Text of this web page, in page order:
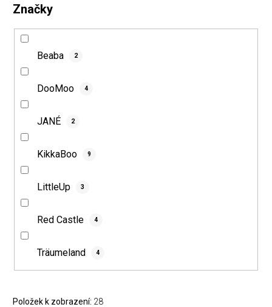
Značky
Beaba 2
DooMoo 4
JANÉ 2
KikkaBoo 9
LittleUp 3
Red Castle 4
Träumeland 4
Položek k zobrazení: 28